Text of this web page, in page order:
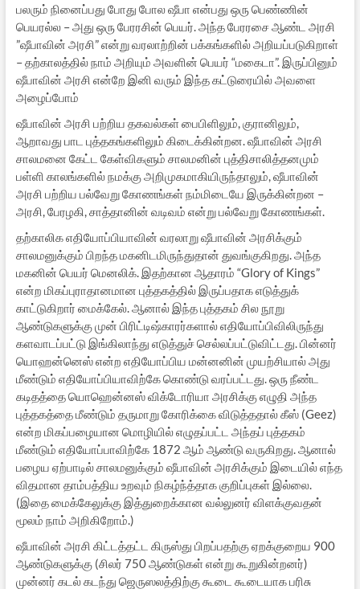
பலரும் நினைப்பது போது போல ஷீபா என்பது ஒரு பெண்ணின்
பெயரல்ல – அது ஒரு பேரரசின் பெயர். அந்த பேரரசை ஆண்ட அரசி
”ஷீபாவின் அரசி” என்று வரலாற்றின் பக்கங்களில் அறியப்படுகிறாள்
– தற்காலத்தில் நாம் அறியும் அவளின் பெயர் “மகைடா”. இருப்பினும்
ஷீபாவின் அரசி என்றே இனி வரும் இந்த கட்டுரையில் அவளை
அழைப்போம்
ஷீபாவின் அரசி பற்றிய தகவல்கள் பைபிளிலும், குரானிலும்,
ஆறாவது பாட புத்தகங்களிலும் கிடைக்கின்றன. ஷீபாவின் அரசி
சாலமனை கேட்ட கேள்விகளும் சாலமனின் புத்திசாலித்தனமும்
பள்ளி காலங்களில் நமக்கு அறிமுகமாகியிருந்தாலும், ஷீபாவின்
அரசி பற்றிய பல்வேறு கோணங்கள் நம்மிடையே இருக்கின்றன –
அரசி, பேரழகி, சாத்தானின் வடிவம் என்று பல்வேறு கோணங்கள்.
தற்காலிக எதியோப்பியாவின் வரலாறு ஷீபாவின் அரசிக்கும்
சாலமனுக்கும் பிறந்த மகனிடமிருந்துதான் துவங்குகிறது. அந்த
மகனின் பெயர் மெனலிக். இதற்கான ஆதாரம் “Glory of Kings”
என்ற மிகப்புராதானமான புத்தகத்தில் இருப்பதாக எடுத்துக்
காட்டுகிறார் மைக்கேல். ஆனால் இந்த புத்தகம் சில நூறு
ஆண்டுகளுக்கு முன் பிரிட்டிஷ்காரர்களால் எதியோப்பிவிலிருந்து
களவாடப்பட்டு இங்கிலாந்து எடுத்துச் செல்லப்பட்டுவிட்டது. பின்னர்
யொஹன்னெஸ் என்ற எதியோப்பிய மன்னனின் முயற்சியால் அது
மீண்டும் எதியோப்பியாவிற்கே கொண்டு வரப்பட்டது. ஒரு நீண்ட
கடிதத்தை யொஹென்னஸ் விக்டோரியா அரசிக்கு எழுதி அந்த
புத்தகத்தை மீண்டும் தருமாறு கோரிக்கை விடுத்ததால் கீஸ் (Geez)
என்ற மிகப்பழையான மொழியில் எழுதப்பட்ட அந்தப் புத்தகம்
மீண்டும் எதியோப்பாவிற்கே 1872 ஆம் ஆண்டு வருகிறது. ஆனால்
பழைய ஏற்பாடில் சாலமனுக்கும் ஷீபாவின் அரசிக்கும் இடையில் எந்த
விதமான தாம்பத்திய உறவும் நிகழ்ந்த்தாக குறிப்புகள் இல்லை.
(இதை மைக்கேலுக்கு இத்துறைக்கான வல்லுனர் விளக்குவதன்
மூலம் நாம் அறிகிறோம்.)
ஷீபாவின் அரசி கிட்டத்தட்ட கிருஸ்து பிறப்பதற்கு ஏறக்குறைய 900
ஆண்டுகளுக்கு (சிலர் 750 ஆண்டுகள் என்று கூறுகின்றனர்)
முன்னர் கடல் கடந்து ஜெருஸலத்திற்கு கூடை கூடையாக பரிசு